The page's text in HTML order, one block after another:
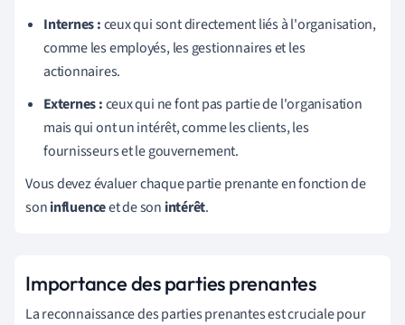
Internes :ceux qui sont directement liés à l'organisation,
comme les employés, les gestionnaires et les
actionnaires.
Externes :ceux qui ne font pas partie de l'organisation
mais qui ont un intérêt, comme les clients, les
fournisseurs et le gouvernement.
Vous devez évaluer chaque partie prenante en fonction de
soninfluenceet de son intérêt.
Importance des parties prenantes
La reconnaissance des parties prenantes est cruciale pour